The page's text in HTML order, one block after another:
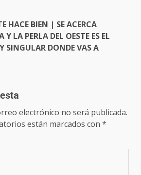
HACE BIEN | SE ACERCA
LA PERLA DEL OESTE ES EL
SINGULAR DONDE VAS A
electrónico no será publicada.
están marcados con *